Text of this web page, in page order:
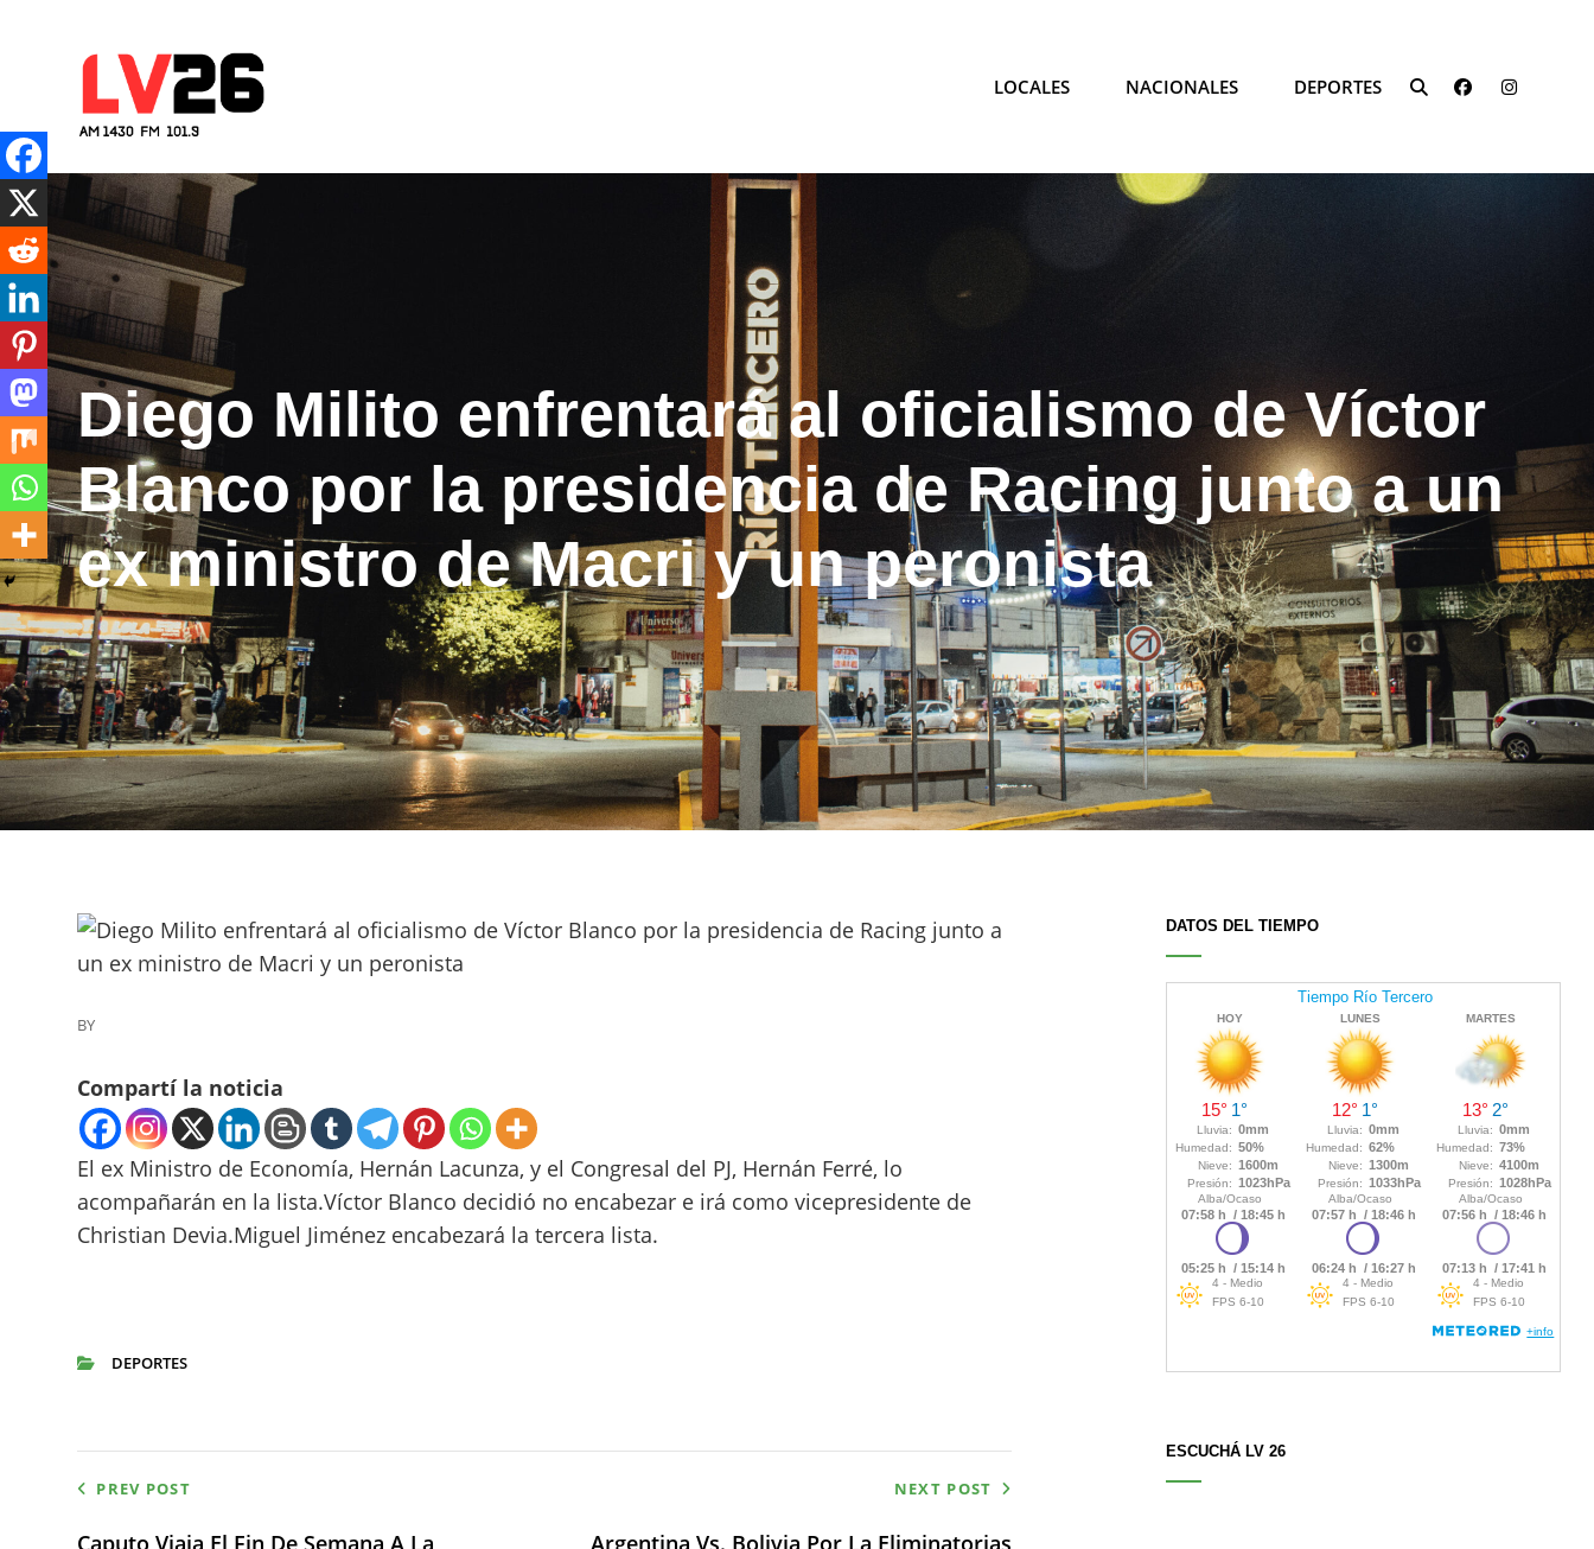
LOCALES NACIONALES DEPORTES SEARCHFACEBOOK
Diego Milito enfrentará al oficialismo de Víctor
Blanco por la presidencia de Racing junto a un
ex ministro de Macri y un peronista
BY
Compartí la noticia
El ex Ministro de Economía, Hernán Lacunza, y el Congresal del PJ, Hernán Ferré, lo
acompañarán en la lista.Víctor Blanco decidió no encabezar e irá como vicepresidente de
Christian Devia.Miguel Jiménez encabezará la tercera lista.
DEPORTES
Navegación
PREV POST NEXT POST
DATOS DEL TIEMPO
ESCUCHÁ LV 26